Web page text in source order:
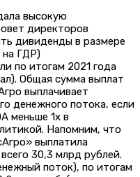
высокую
директоров
дивиденды в размере
на ГДР)
по итогам 2021 года
Общая сумма выплат
выплачивает
денежного потока, если
меньше 1х в
Напомним, что
выплатила
30,3 млрд рублей.
поток), по итогам